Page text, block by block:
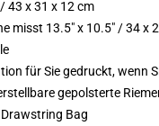
43 x 31 x 12 cm
misst 13.5" x 10.5" / 34 x
für Sie gedruckt, wenn
gepolsterte
Bag